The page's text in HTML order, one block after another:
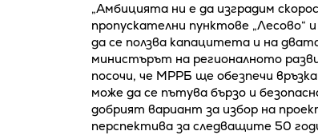
„Амбицията ни е да изградим
пропускателни пунктове
да се ползва капацитета и на
министърът на регионалното
посочи, че МРРБ ще обезпечи
може да се пътува бързо и
добрият вариант за избор на
перспектива за следващите 50